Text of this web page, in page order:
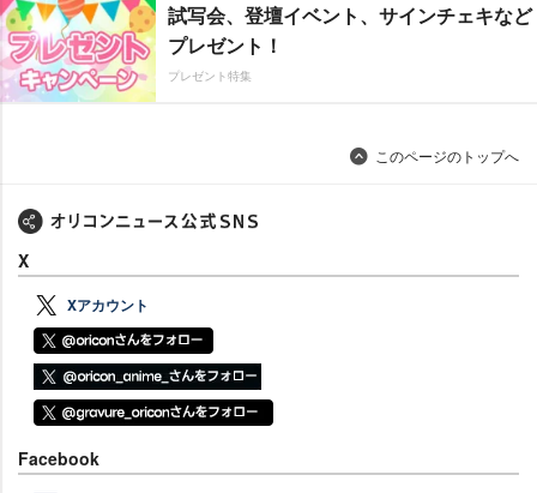
試写会、登壇イベント、サインチェキなど
プレゼント！
プレゼント特集
このページのトップへ
X
Xアカウント
Facebook